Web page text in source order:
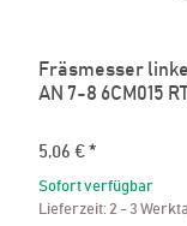
Fräsmesser
AN 7-8 6CM015
5,06 € *
Sofort verfügbar
Lieferzeit: 2 - 3